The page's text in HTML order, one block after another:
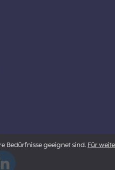
Bedürfnisse geeignet sind. Für